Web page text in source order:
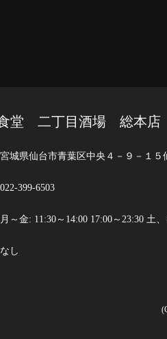
食堂 二丁目酒場 総本店
宮城県仙台市青葉区中央４－９－１５
022-399-6503
月～金: 11:30～14:00 17:00～23:30 土
なし